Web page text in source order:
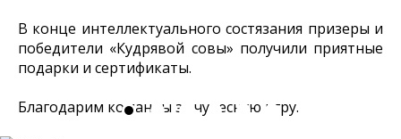
В конце интеллектуального состязания призеры и
победители «Кудрявой совы» получили приятные
подарки и сертификаты.
Благодарим команды за чудесную игру.